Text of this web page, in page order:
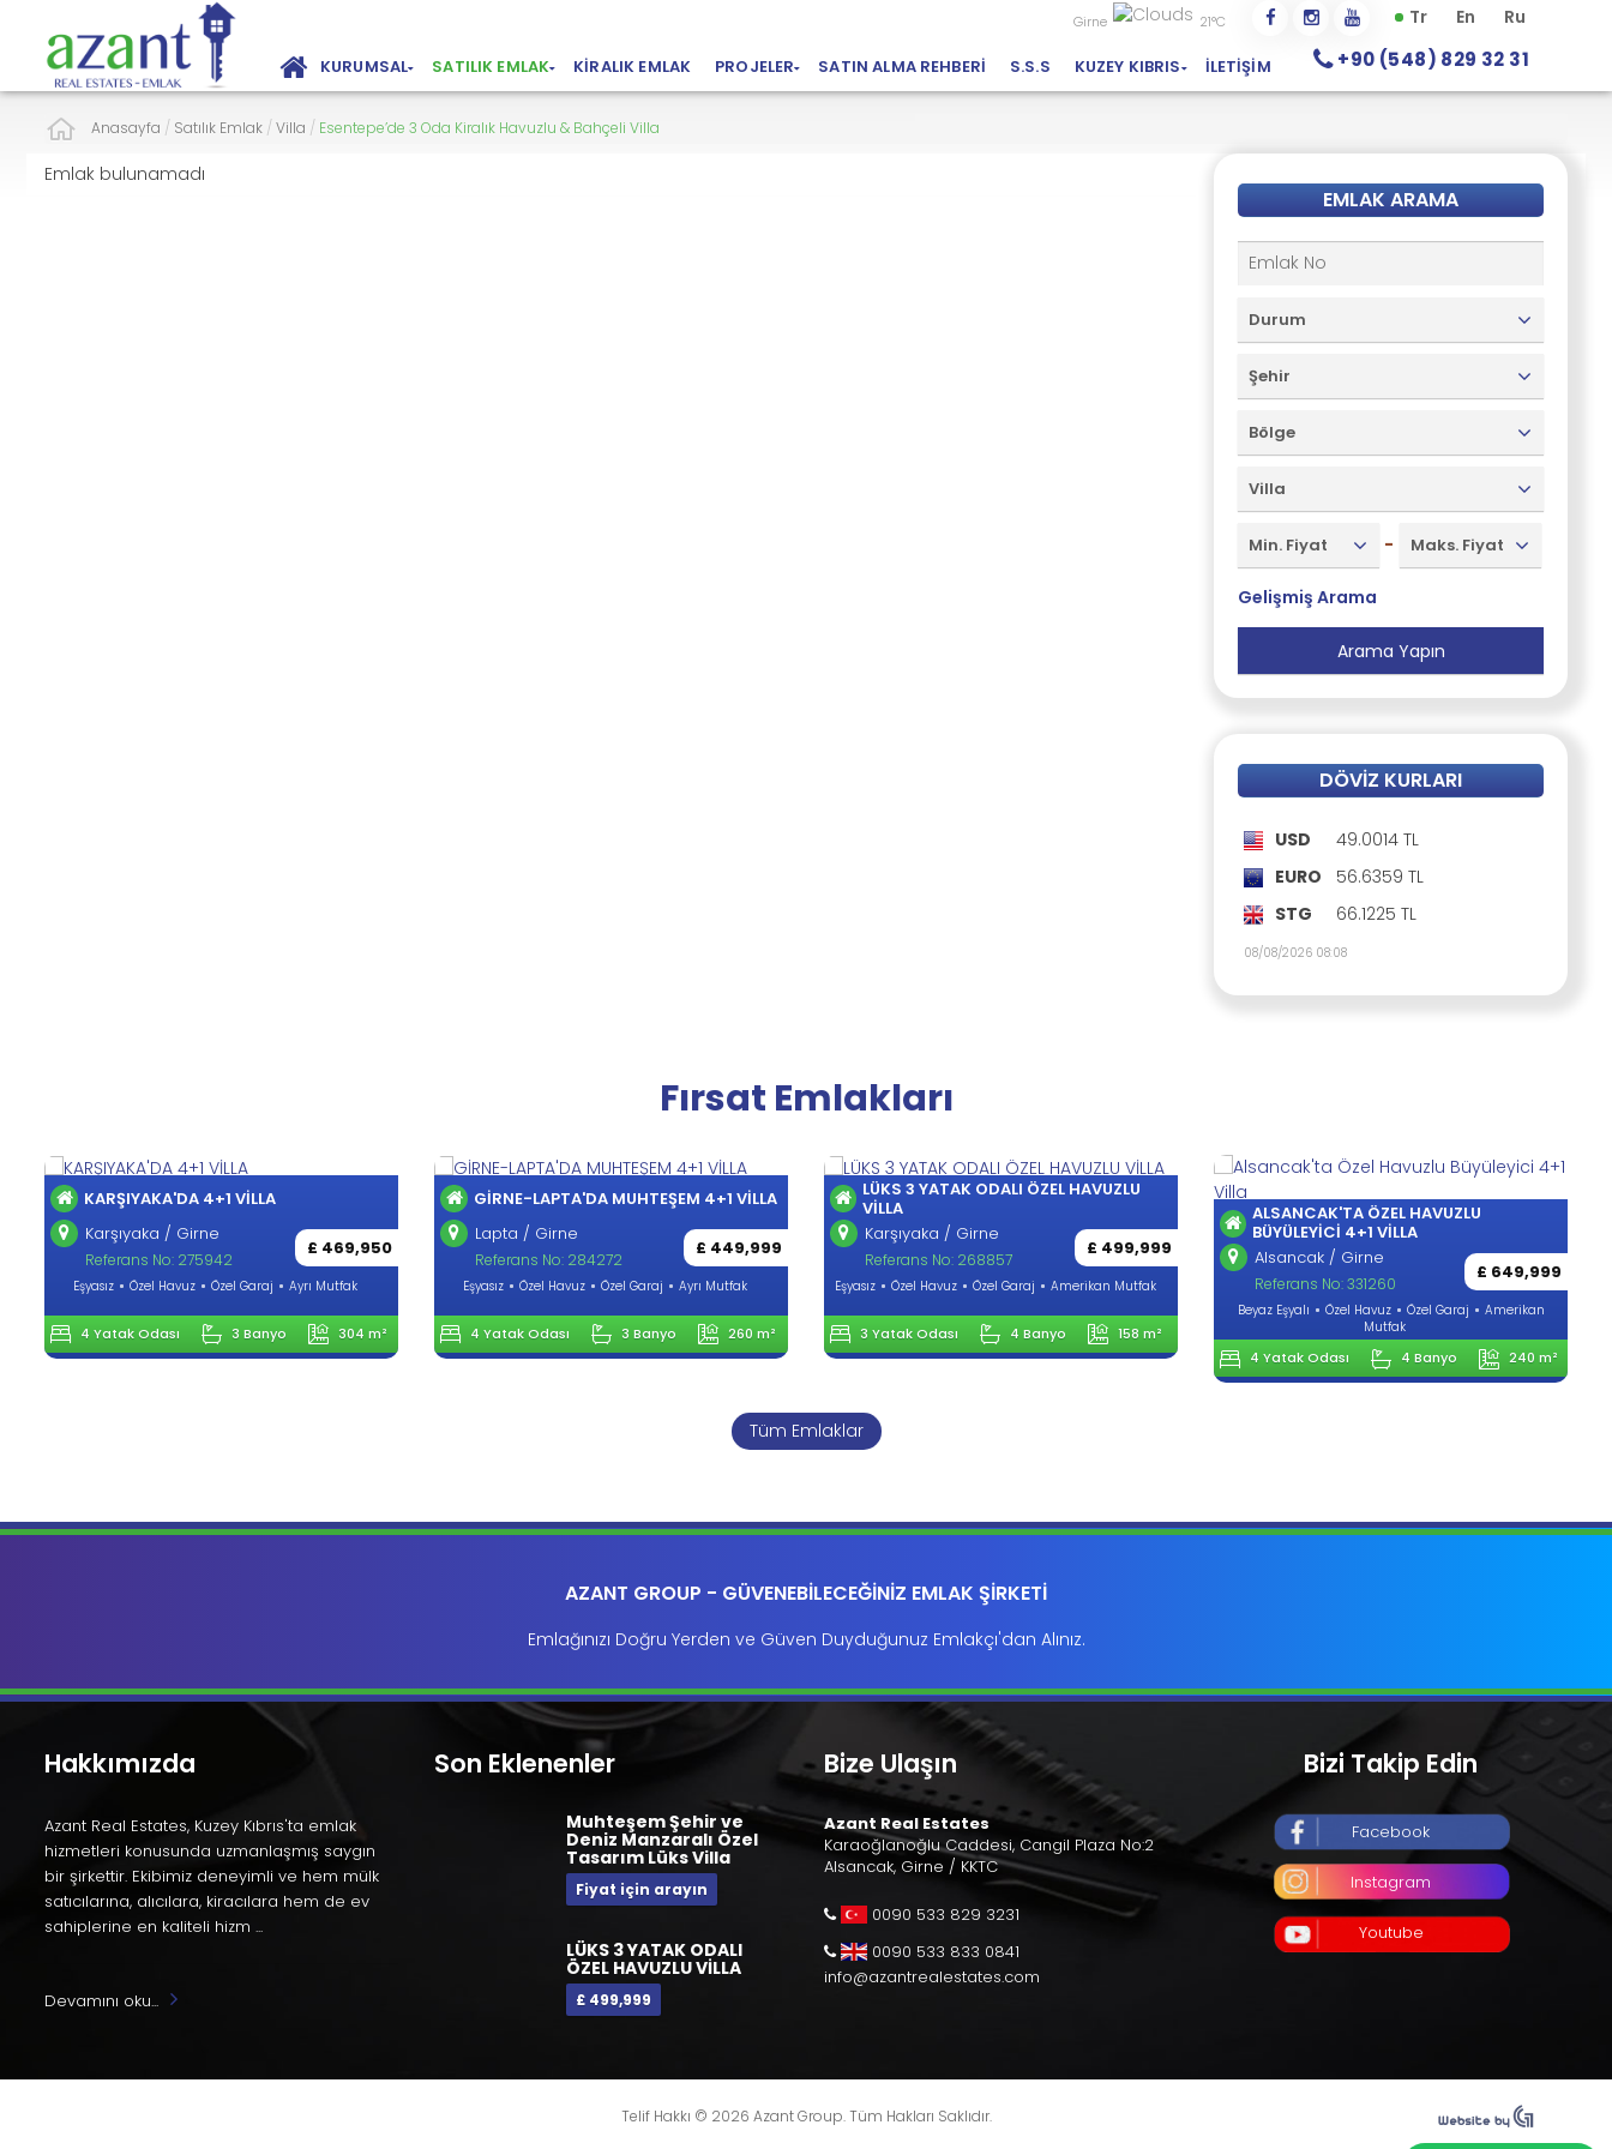
Tr En Ru
Girne 21°C
+90 (548) 829 32 31
KURUMSAL SATILIK EMLAK KIRALIK EMLAK PROJELER SATIN ALMA REHBERI S.S.S KUZEY KIBRIS İLETIŞIM
Anasayfa / Satılık Emlak / Villa / Esentepe’de 3 Oda Kiralık Havuzlu & Bahçeli Villa
Emlak bulunamadı
EMLAK ARAMA
Durum
Şehir
Bölge
Villa
Min. Fiyat - Maks. Fiyat
Gelişmiş Arama
DÖVIZ KURLARI
USD
49.0014 TL
EURO
56.6359 TL
STG
66.1225 TL
08/08/2026 08:08
Fırsat Emlakları
KARŞIYAKA'DA 4+1 VİLLA
Karşıyaka / Girne
£ 469,950
Referans No: 275942
Eşyasız Özel Havuz Özel Garaj Ayrı Mutfak
4 Yatak Odası 3 Banyo 304 m²
GİRNE-LAPTA'DA MUHTEŞEM 4+1 VİLLA
Lapta / Girne
£ 449,999
Referans No: 284272
Eşyasız Özel Havuz Özel Garaj Ayrı Mutfak
4 Yatak Odası 3 Banyo 260 m²
LÜKS 3 YATAK ODALI ÖZEL HAVUZLU
VİLLA
Karşıyaka / Girne
£ 499,999
Referans No: 268857
Eşyasız Özel Havuz Özel Garaj Amerikan Mutfak
3 Yatak Odası 4 Banyo 158 m²
ALSANCAK'TA ÖZEL HAVUZLU
BÜYÜLEYICI 4+1 VILLA
Alsancak / Girne
£ 649,999
Referans No: 331260
Beyaz Eşyalı Özel Havuz Özel Garaj
Amerikan
Mutfak
4 Yatak Odası 4 Banyo 240 m²
Tüm Emlaklar
AZANT GROUP - GÜVENEBİLECEĞİNİZ EMLAK ŞİRKETİ
Emlağınızı Doğru Yerden ve Güven Duyduğunuz Emlakçı'dan Alınız.
Hakkımızda
Azant Real Estates, Kuzey Kıbrıs'ta emlak
hizmetleri konusunda uzmanlaşmış saygın
bir şirkettir. Ekibimiz deneyimli ve hem mülk
satıcılarına, alıcılara, kiracılara hem de ev
sahiplerine en kaliteli hizm ...
Devamını oku...
Son Eklenenler
Muhteşem Şehir ve
Deniz Manzaralı Özel
Tasarım Lüks Villa
Fiyat için arayın
LÜKS 3 YATAK ODALI
ÖZEL HAVUZLU VİLLA
£ 499,999
Bize Ulaşın
Azant Real Estates
Karaoğlanoğlu Caddesi, Cangil Plaza No:2
Alsancak, Girne / KKTC
0090 533 829 3231
0090 533 833 0841
info@azantrealestates.com
Bizi Takip Edin
Facebook
Instagram
Youtube
Telif Hakkı © 2026 Azant Group. Tüm Hakları Saklıdır.